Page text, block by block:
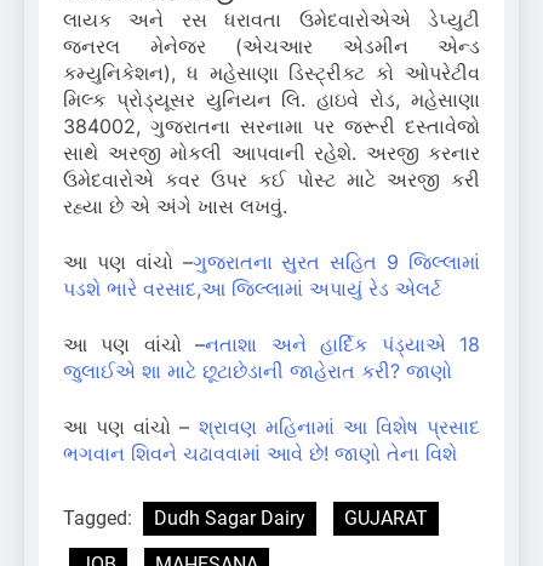
લાયક અને રસ ધરાવતા ઉમેદવારોએએ ડેપ્યુટી
જનરલ મેનેજર (એચઆર એડમીન એન્ડ
કમ્યુનિકેશન), ધ મહેસાણા ડિસ્ટ્રીક્ટ કો ઓપરેટીવ
મિલ્ક પ્રોડ્યૂસર યુનિયન લિ. હાઇવે રોડ, મહેસાણા
384002, ગુજરાતના સરનામા પર જરૂરી દસ્તાવેજો
સાથે અરજી મોકલી આપવાની રહેશે. અરજી કરનાર
ઉમેદવારોએ કવર ઉપર કઈ પોસ્ટ માટે અરજી કરી
રહ્યા છે એ અંગે ખાસ લખવું.
આ પણ વાંચો –ગુજરાતના સુરત સહિત 9 જિલ્લામાં
પડશે ભારે વરસાદ,આ જિલ્લામાં અપાયું રેડ એલર્ટ
આ પણ વાંચો –નતાશા અને હાર્દિક પંડ્યાએ 18
જુલાઈએ શા માટે છૂટાછેડાની જાહેરાત કરી? જાણો
આ પણ વાંચો – શ્રાવણ મહિનામાં આ વિશેષ પ્રસાદ
ભગવાન શિવને ચઢાવવામાં આવે છે! જાણો તેના વિશે
Tagged: Dudh Sagar Dairy
GUJARAT